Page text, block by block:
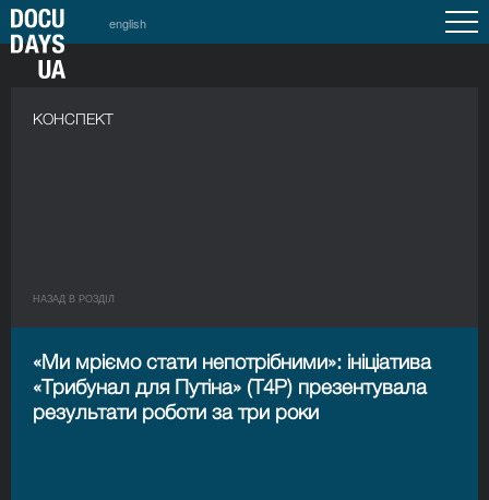
english
КОНСПЕКТ
НАЗАД В РОЗДIЛ
«Ми мріємо стати непотрібними»: ініціатива
«Трибунал для Путіна» (T4P) презентувала
результати роботи за три роки